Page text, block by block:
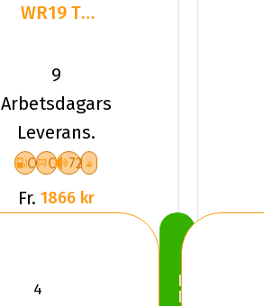
WR19 TL
KUMHO
WP72 XL
9
Arbetsdagars
Leverans.
C C 72
Fr. 1866 kr
Köp
Nu